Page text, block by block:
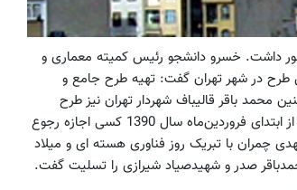
داشت. خسرو دانشجو رئیس کمیته معماری و
طرح در شهر تهران گفت: تهیه طرح جامع و
باقر قالیباف شهردار تهران نیز طرح
تفصیلی یکپارچه شهر تهران را به عنوان یک سند مرجع دانست و گفت: از ابتدای فروردین‌ماه سال 1390 کسی اجازه رجوع
چمران با تبریک روز فناوری هسته ای و میلاد
صدر و شهیدصیاد شیرازی را تسلیت گفت.